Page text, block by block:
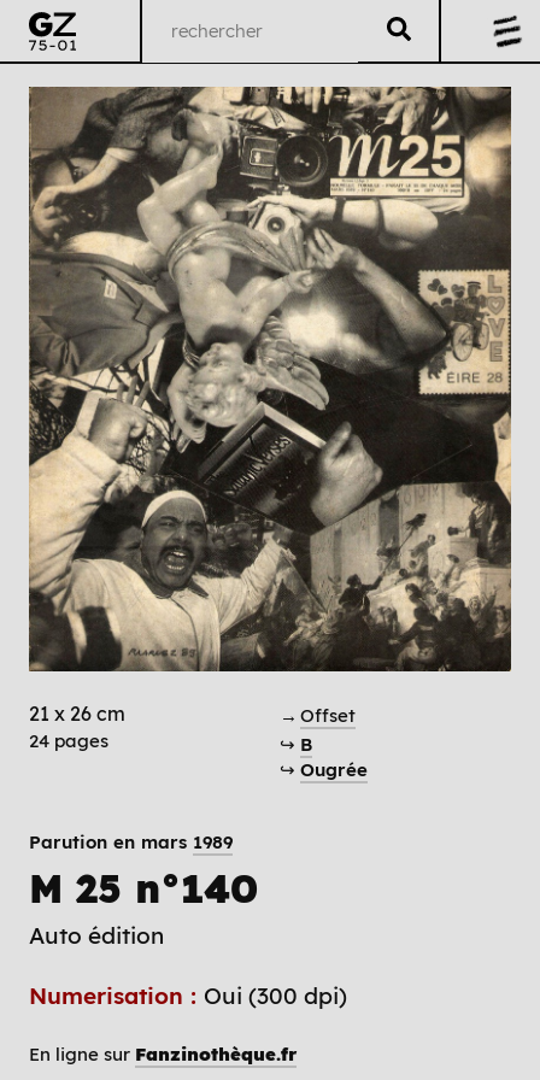
21 x 26 cm
24 pages
→ Offset
↪ B
↪ Ougrée
Parution en mars 1989
M 25 n°140
Auto édition
Numerisation : Oui (300 dpi)
En ligne sur Fanzinothèque.fr